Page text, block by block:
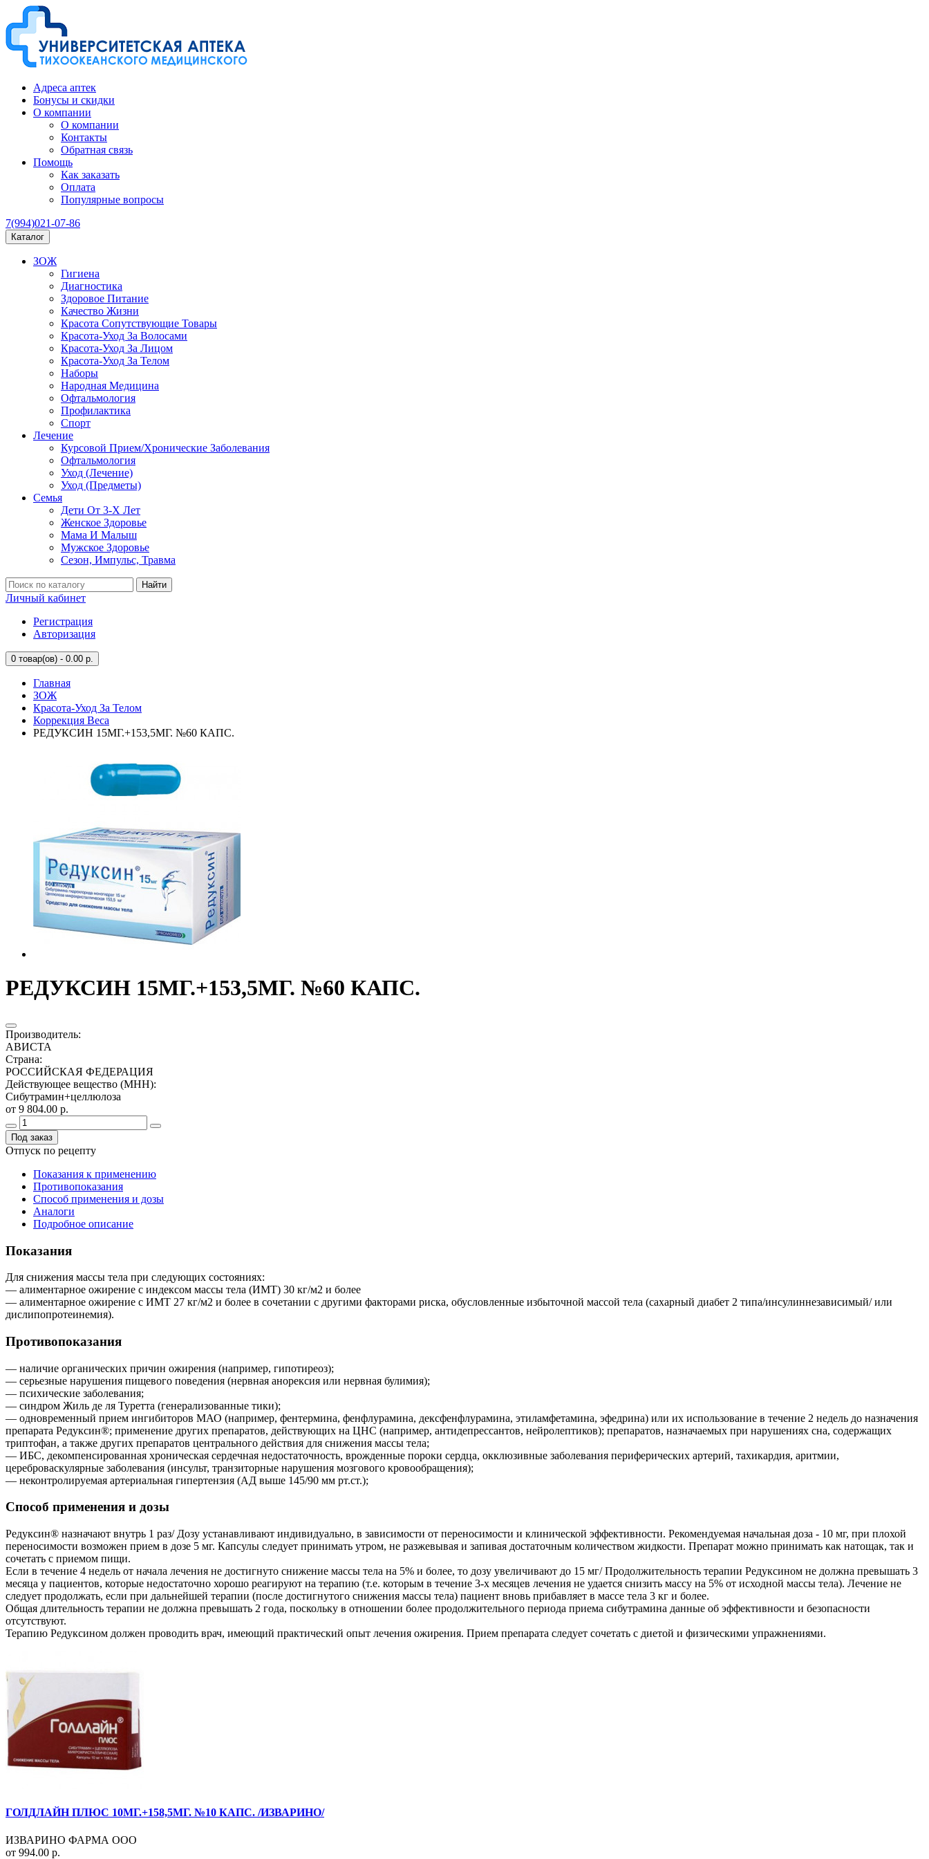
Адреса аптек
Бонусы и скидки
О компании
О компании
Контакты
Обратная связь
Помощь
Как заказать
Оплата
Популярные вопросы
7(994)021-07-86
Каталог
ЗОЖ
Гигиена
Диагностика
Здоровое Питание
Качество Жизни
Красота Сопутствующие Товары
Красота-Уход За Волосами
Красота-Уход За Лицом
Красота-Уход За Телом
Наборы
Народная Медицина
Офтальмология
Профилактика
Спорт
Лечение
Курсовой Прием/Хронические Заболевания
Офтальмология
Уход (Лечение)
Уход (Предметы)
Семья
Дети От 3-Х Лет
Женское Здоровье
Мама И Малыш
Мужское Здоровье
Сезон, Импульс, Травма
Найти
Личный кабинет
Регистрация
Авторизация
0 товар(ов) - 0.00 р.
Главная
ЗОЖ
Красота-Уход За Телом
Коррекция Веса
РЕДУКСИН 15МГ.+153,5МГ. №60 КАПС.
РЕДУКСИН 15МГ.+153,5МГ. №60 КАПС.
Производитель:
АВИСТА
Страна:
РОССИЙСКАЯ ФЕДЕРАЦИЯ
Действующее вещество (МНН):
Сибутрамин+целлюлоза
от 9 804.00 р.
Под заказ
Отпуск по рецепту
Показания к применению
Противопоказания
Способ применения и дозы
Аналоги
Подробное описание
Показания
Для снижения массы тела при следующих состояниях:
— алиментарное ожирение с индексом массы тела (ИМТ) 30 кг/м2 и более
— алиментарное ожирение с ИМТ 27 кг/м2 и более в сочетании с другими факторами риска, обусловленные избыточной массой тела (сахарный диабет 2 типа/инсулиннезависимый/ или
дислипопротеинемия).
Противопоказания
— наличие органических причин ожирения (например, гипотиреоз);
— серьезные нарушения пищевого поведения (нервная анорексия или нервная булимия);
— психические заболевания;
— синдром Жиль де ля Туретта (генерализованные тики);
— одновременный прием ингибиторов МАО (например, фентермина, фенфлурамина, дексфенфлурамина, этиламфетамина, эфедрина) или их использование в течение 2 недель до назначения
препарата Редуксин®; применение других препаратов, действующих на ЦНС (например, антидепрессантов, нейролептиков); препаратов, назначаемых при нарушениях сна, содержащих
триптофан, а также других препаратов центрального действия для снижения массы тела;
— ИБС, декомпенсированная хроническая сердечная недостаточность, врожденные пороки сердца, окклюзивные заболевания периферических артерий, тахикардия, аритмии,
цереброваскулярные заболевания (инсульт, транзиторные нарушения мозгового кровообращения);
— неконтролируемая артериальная гипертензия (АД выше 145/90 мм рт.ст.);
Способ применения и дозы
Редуксин® назначают внутрь 1 раз/ Дозу устанавливают индивидуально, в зависимости от переносимости и клинической эффективности. Рекомендуемая начальная доза - 10 мг, при плохой
переносимости возможен прием в дозе 5 мг. Капсулы следует принимать утром, не разжевывая и запивая достаточным количеством жидкости. Препарат можно принимать как натощак, так и
сочетать с приемом пищи.
Если в течение 4 недель от начала лечения не достигнуто снижение массы тела на 5% и более, то дозу увеличивают до 15 мг/ Продолжительность терапии Редуксином не должна превышать 3
месяца у пациентов, которые недостаточно хорошо реагируют на терапию (т.е. которым в течение 3-х месяцев лечения не удается снизить массу на 5% от исходной массы тела). Лечение не
следует продолжать, если при дальнейшей терапии (после достигнутого снижения массы тела) пациент вновь прибавляет в массе тела 3 кг и более.
Общая длительность терапии не должна превышать 2 года, поскольку в отношении более продолжительного периода приема сибутрамина данные об эффективности и безопасности
отсутствуют.
Терапию Редуксином должен проводить врач, имеющий практический опыт лечения ожирения. Прием препарата следует сочетать с диетой и физическими упражнениями.
ГОЛДЛАЙН ПЛЮС 10МГ.+158,5МГ. №10 КАПС. /ИЗВАРИНО/
ИЗВАРИНО ФАРМА ООО
от 994.00 р.